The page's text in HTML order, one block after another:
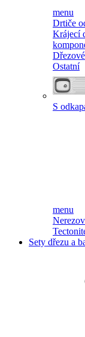
menu
Drtiče
Krájecí
Ostatní
S
menu
Sety dřezu a